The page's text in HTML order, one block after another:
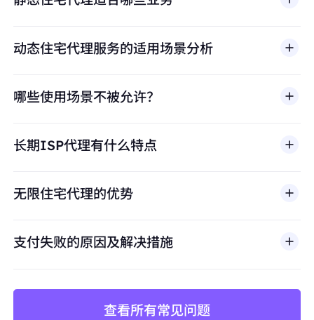
亚马逊、eBay、Shopify等平台的多账号运营，
保持每个店铺独立的IP身份，防止平台风控检测
长期稳定抓取竞品价格、库存、评论数据
动态住宅代理服务的适用场景分析
哪些使用场景不被允许？
滥用、未经授权访问、绕过安全机制，或违反适用法律
业场景，包括公开网页数据访问、
、价格监
长期ISP代理有什么特点
无限住宅代理的优势
支付失败的原因及解决措施
查看所有常见问题